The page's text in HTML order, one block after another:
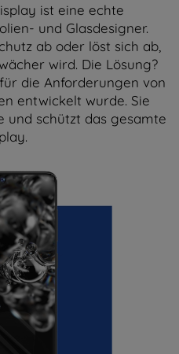
ist eine echte
und Glasdesigner.
ab oder löst sich ab,
wird. Die Lösung?
die Anforderungen von
entwickelt wurde. Sie
und schützt das gesamte